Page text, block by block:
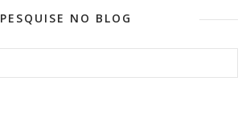
PESQUISE NO BLOG